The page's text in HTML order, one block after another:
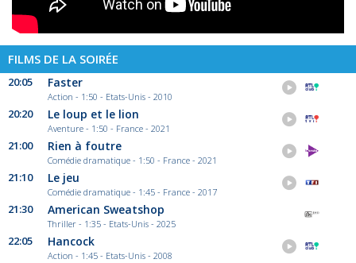
FILMS DE LA SOIRÉE
20:05 Faster
Action - 1:50 - Etats-Unis - 2010
20:20 Le loup et le lion
Aventure - 1:50 - France - 2021
21:00 Rien à foutre
Comédie dramatique - 1:50 - France - 2021
21:10 Le jeu
Comédie dramatique - 1:45 - France - 2017
21:30 American Sweatshop
Thriller - 1:35 - Etats-Unis - 2025
22:05 Hancock
Action - 1:45 - Etats-Unis - 2008